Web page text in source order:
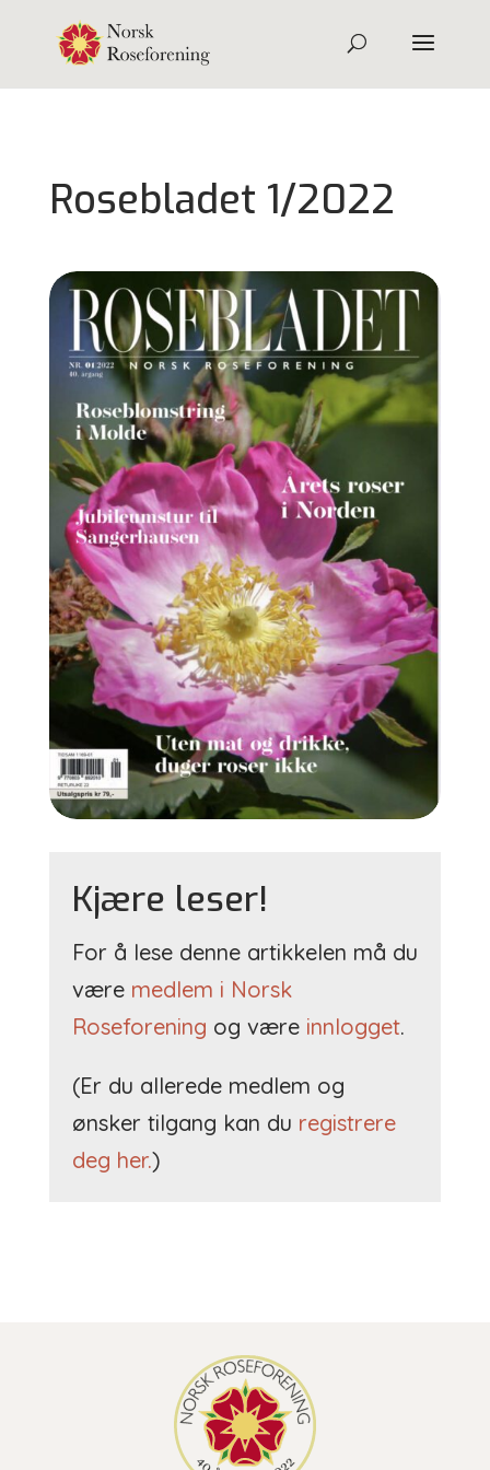
Rosebladet 1/2022
Kjære leser!
For å lese denne artikkelen må du
være medlem i Norsk
Roseforening og være innlogget.
(Er du allerede medlem og
ønsker tilgang kan du registrere
deg her.)